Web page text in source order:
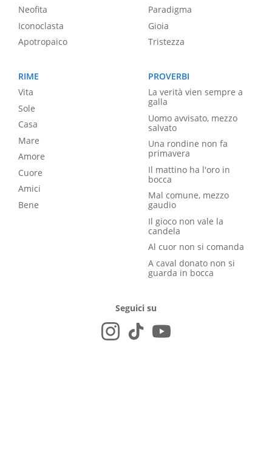
Neofita
Iconoclasta
Apotropaico
Paradigma
Gioia
Tristezza
RIME
Vita
Sole
Casa
Mare
Amore
Cuore
Amici
Bene
PROVERBI
La verità vien sempre a
galla
Uomo avvisato, mezzo
salvato
Una rondine non fa
primavera
Il mattino ha l'oro in
bocca
Mal comune, mezzo
gaudio
Il gioco non vale la
candela
Al cuor non si comanda
A caval donato non si
guarda in bocca
Seguici su